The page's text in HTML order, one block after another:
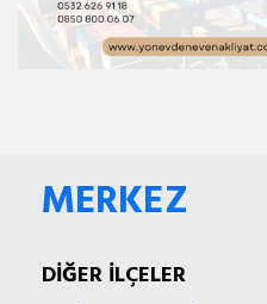
MERKEZ
DİĞER İLÇELER